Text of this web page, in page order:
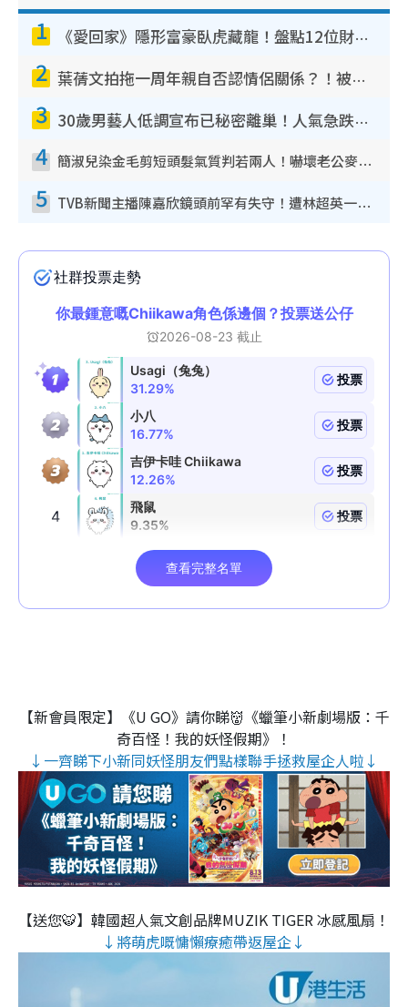
1 《愛回家》隱形富豪臥虎藏龍！盤點12位財氣逼人的有錢藝人：呢位靚女3億身家唔憂做
2 葉蒨文拍拖一周年親自否認情侶關係？！被質疑感情造假竟稱GM「普通同事」
3 30歲男藝人低調宣布已秘密離巢！人氣急跌變失蹤人口︰「這幾年過得並不容易」
4 簡淑兒染金毛剪短頭髮氣質判若兩人！嚇壞老公麥大力都認唔出：「你做咩事？」
5 TVB新聞主播陳嘉欣鏡頭前罕有失守！遭林超英一句說話突襲嚇親當場大笑
【新會員限定】《U GO》請你睇👹《蠟筆小新劇場版：千
奇百怪！我的妖怪假期》！
↓一齊睇下小新同妖怪朋友們點樣聯手拯救屋企人啦↓
【送您🐯】韓國超人氣文創品牌MUZIK TIGER 冰感風扇！
↓將萌虎嘅慵懶療癒帶返屋企↓